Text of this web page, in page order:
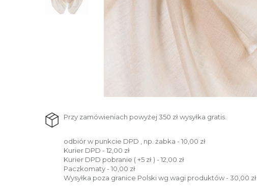
Przy zamówieniach powyżej 350 zł wysyłka gratis.
odbiór w punkcie DPD , np. żabka - 10,00 zł
Kurier DPD - 12,00 zł
Kurier DPD pobranie ( +5 zł ) - 12,00 zł
Paczkomaty - 10,00 zł
Wysyłka poza granice Polski wg wagi produktów - 30,00 zł